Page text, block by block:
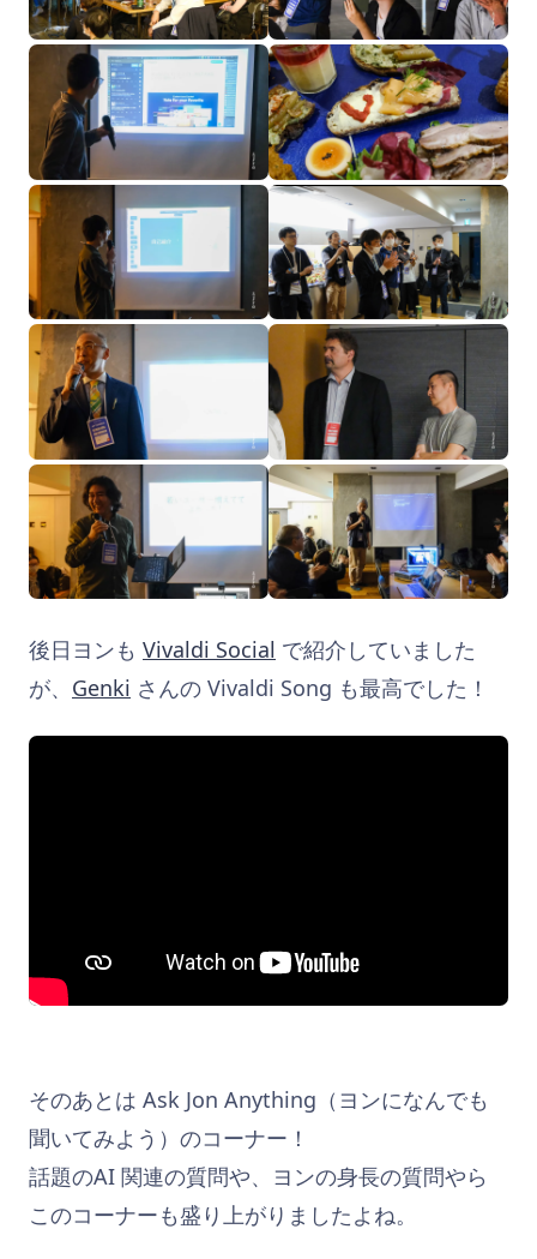
後日ヨンも Vivaldi Social で紹介していました
が、 Genki さんの Vivaldi Song も最高でした！
そのあとは Ask Jon Anything（ヨンになんでも
聞いてみよう）のコーナー！
話題のAI 関連の質問や、ヨンの身長の質問やら
このコーナーも盛り上がりましたよね。